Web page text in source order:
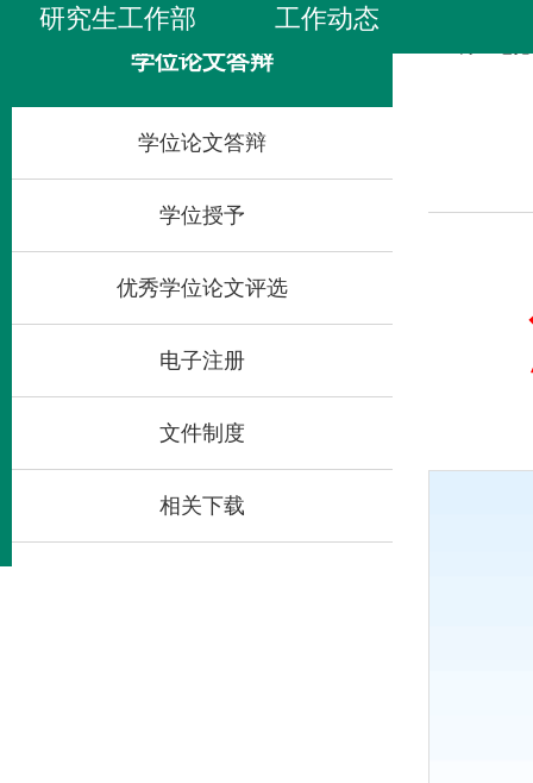
研究生工作部 工作动态
学位论文答辩
学位论文答辩
学位授予
优秀学位论文评选
电子注册
文件制度
相关下载